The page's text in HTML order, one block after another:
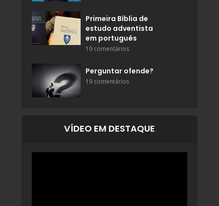
Primeira Bíblia de
estudo adventista
em português
19 comentários
Perguntar ofende?
19 comentários
VÍDEO EM DESTAQUE